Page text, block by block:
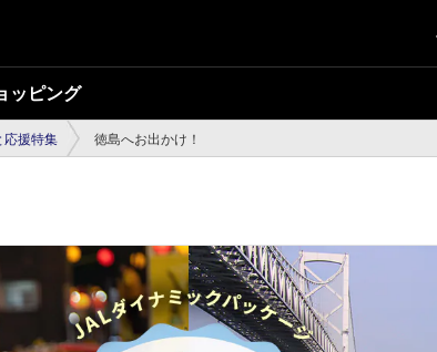
ッピング
応援特集 徳島へお出かけ！